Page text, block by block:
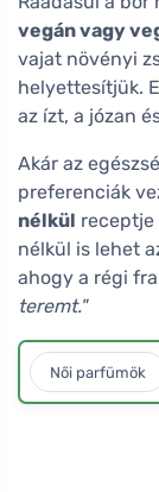
vegán vagy
vajat növényi
helyettesítjük.
az ízt, a józan
Akár az
preferenciák
nélkül receptje
nélkül is lehet
ahogy a régi
teremt."
Női parfümök